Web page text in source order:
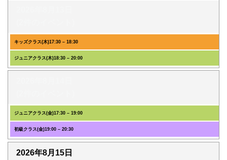
キッズクラス(木)17:30 – 18:30
ジュニアクラス(木)18:30 – 20:00
ジュニアクラス(金)17:30 – 19:00
初級クラス(金)19:00 – 20:30
2026年8月15日